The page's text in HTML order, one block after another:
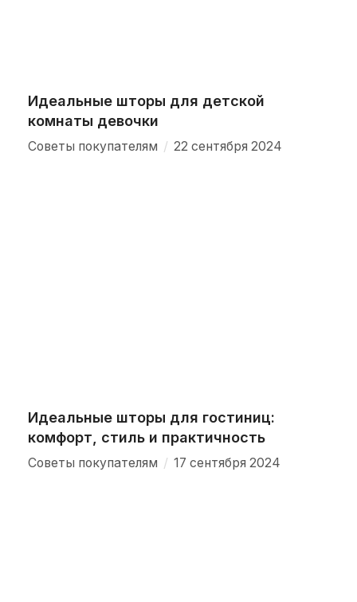
Идеальные шторы для детской
комнаты девочки
Советы покупателям / 22 сентября 2024
Идеальные шторы для гостиниц:
комфорт, стиль и практичность
Советы покупателям / 17 сентября 2024